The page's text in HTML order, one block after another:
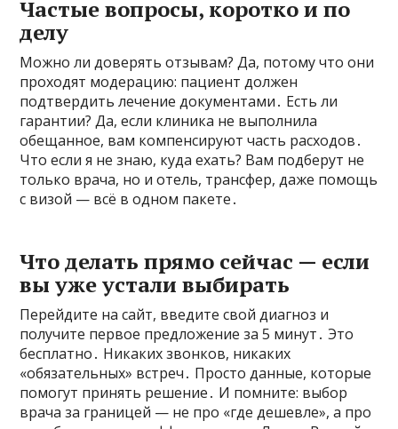
Частые вопросы, коротко и по
делу
Можно ли доверять отзывам? Да, потому что они
проходят модерацию: пациент должен
подтвердить лечение документами․ Есть ли
гарантии? Да, если клиника не выполнила
обещанное, вам компенсируют часть расходов․
Что если я не знаю, куда ехать? Вам подберут не
только врача, но и отель, трансфер, даже помощь
с визой — всё в одном пакете․
Что делать прямо сейчас — если
вы уже устали выбирать
Перейдите на сайт, введите свой диагноз и
получите первое предложение за 5 минут․ Это
бесплатно․ Никаких звонков, никаких
«обязательных» встреч․ Просто данные, которые
помогут принять решение․ И помните: выбор
врача за границей — не про «где дешевле», а про